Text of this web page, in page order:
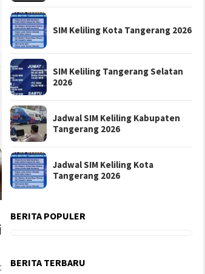
SIM Keliling Kota Tangerang 2026
SIM Keliling Tangerang Selatan
2026
Jadwal SIM Keliling Kabupaten
Tangerang 2026
Jadwal SIM Keliling Kota
Tangerang 2026
BERITA POPULER
BERITA TERBARU